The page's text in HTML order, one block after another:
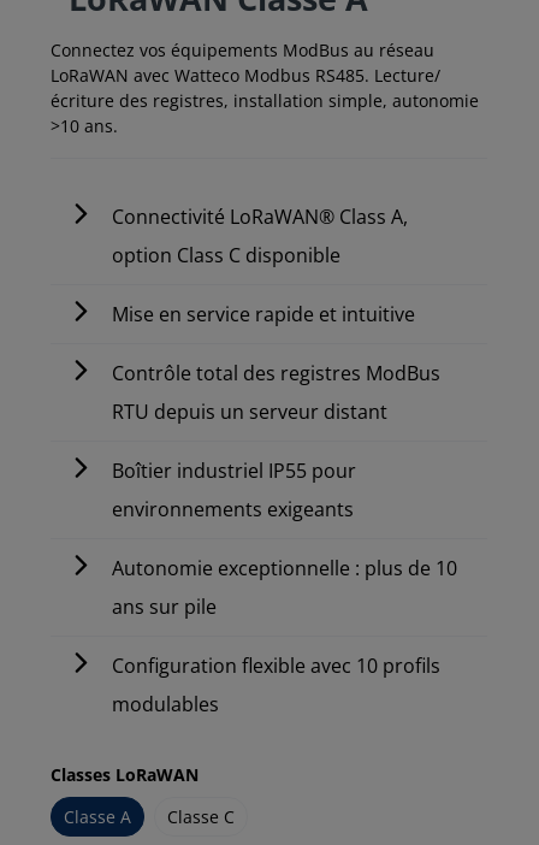
Connectez vos équipements ModBus au réseau
LoRaWAN avec Watteco Modbus RS485. Lecture/
écriture des registres, installation simple, autonomie
>10 ans.
Connectivité LoRaWAN® Class A,
option Class C disponible
Mise en service rapide et intuitive
Contrôle total des registres ModBus
RTU depuis un serveur distant
Boîtier industriel IP55 pour
environnements exigeants
Autonomie exceptionnelle : plus de 10
ans sur pile
Configuration flexible avec 10 profils
modulables
Classes LoRaWAN
Classe A
Classe C